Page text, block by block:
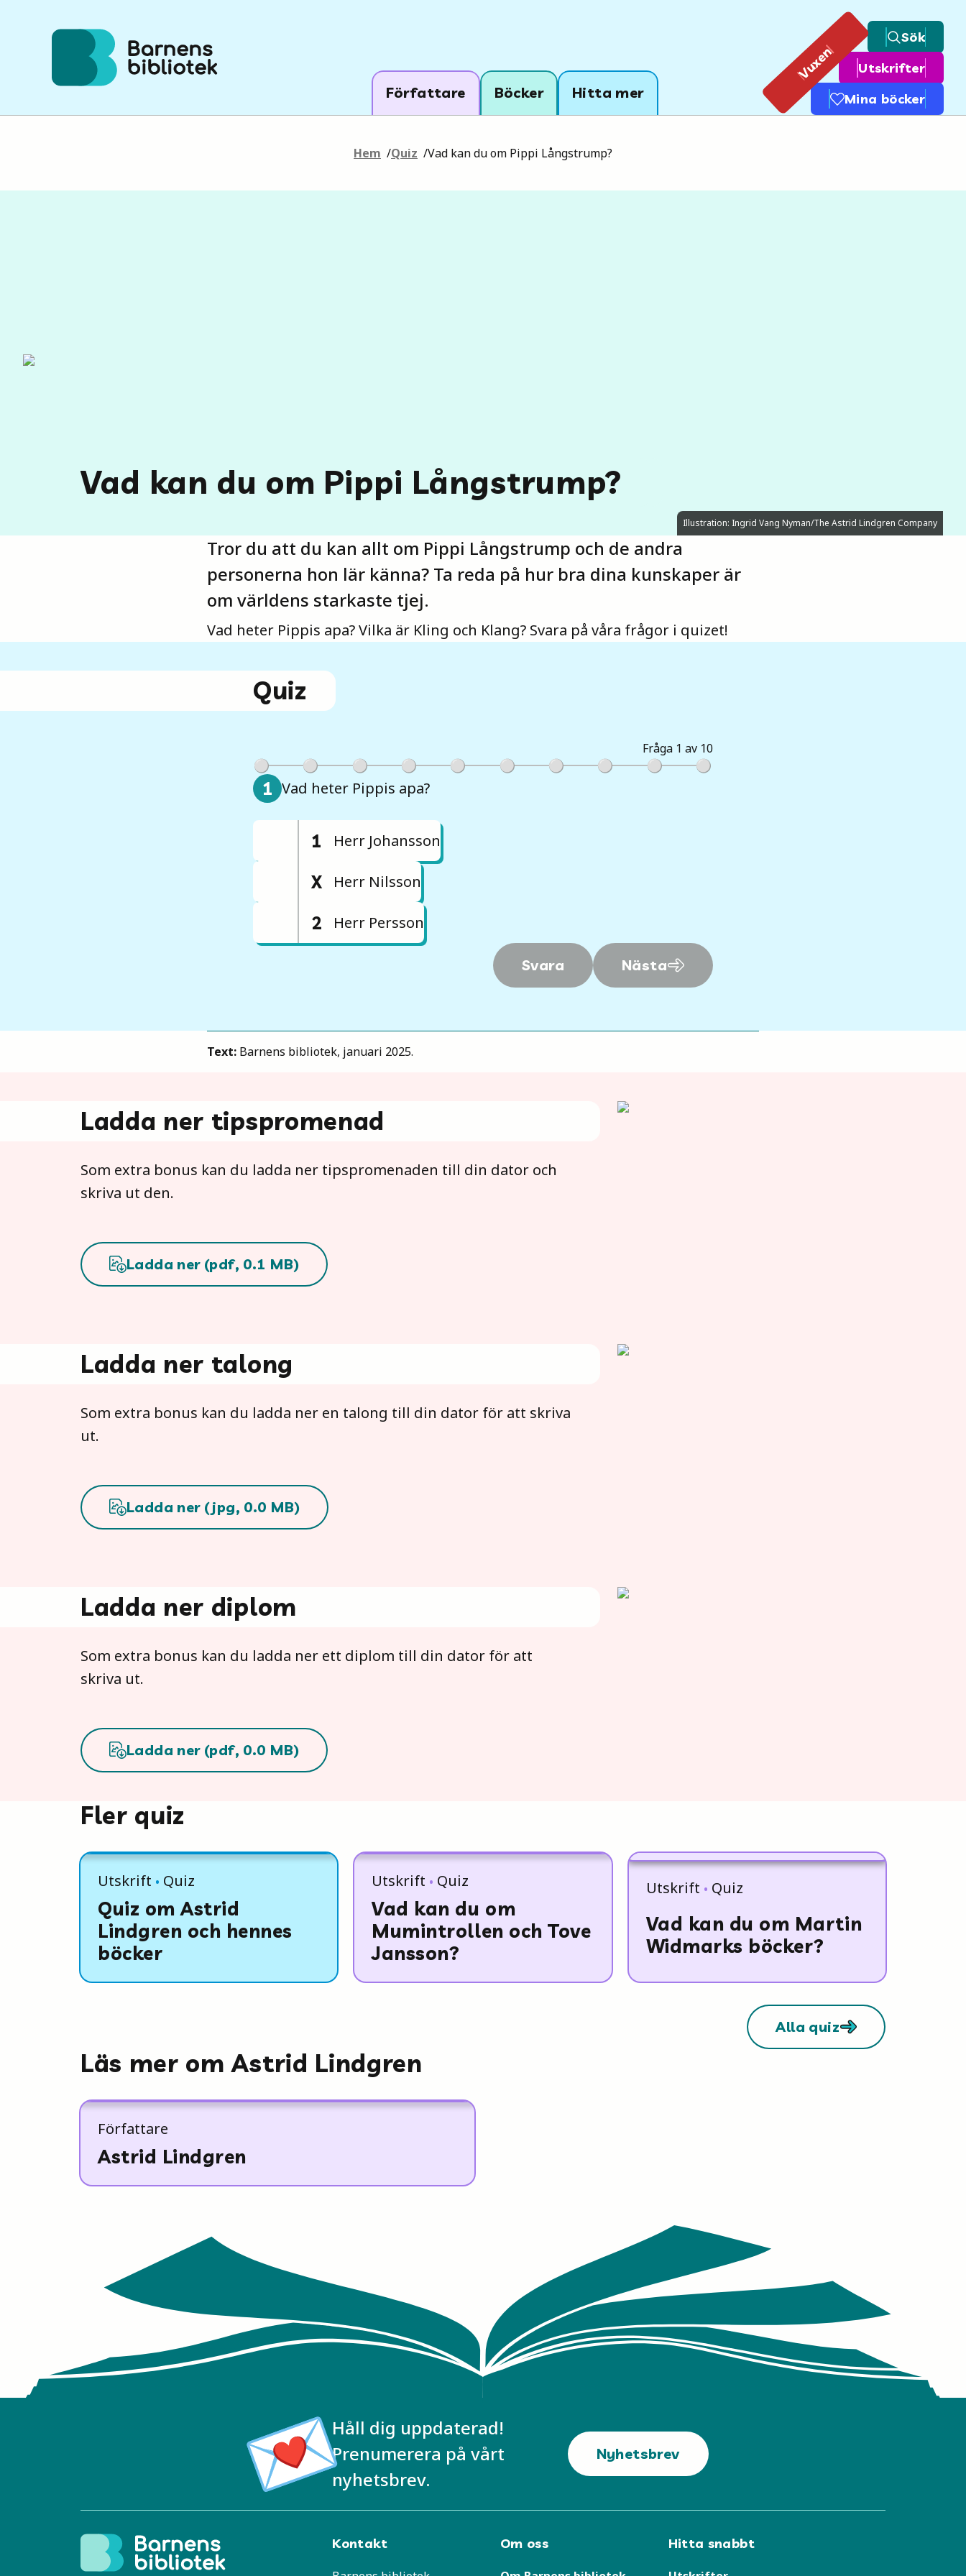
Författare Böcker Hitta mer
Vuxen
Sök
Utskrifter
Mina böcker
Hem /Quiz /Vad kan du om Pippi Långstrump?
Illustration: Ingrid Vang Nyman/The Astrid Lindgren Company
Vad kan du om Pippi Långstrump?
Tror du att du kan allt om Pippi Långstrump och de andra
personerna hon lär känna? Ta reda på hur bra dina kunskaper är
om världens starkaste tjej.
Vad heter Pippis apa? Vilka är Kling och Klang? Svara på våra frågor i quizet!
Quiz
Fråga 1 av 10
1 Vad heter Pippis apa?
1 Herr Johansson
X Herr Nilsson
2 Herr Persson
Svara Nästa
Text: Barnens bibliotek, januari 2025.
Ladda ner tipspromenad
Som extra bonus kan du ladda ner tipspromenaden till din dator och
skriva ut den.
Ladda ner (pdf, 0.1 MB)
Ladda ner talong
Som extra bonus kan du ladda ner en talong till din dator för att skriva
ut.
Ladda ner (jpg, 0.0 MB)
Ladda ner diplom
Som extra bonus kan du ladda ner ett diplom till din dator för att
skriva ut.
Ladda ner (pdf, 0.0 MB)
Fler quiz
Quiz om Astrid
Lindgren och hennes
böcker
Utskrift Quiz
Vad kan du om
Mumintrollen och Tove
Jansson?
Utskrift Quiz
Vad kan du om Martin
Widmarks böcker?
Utskrift Quiz
Alla quiz
Läs mer om Astrid Lindgren
Astrid Lindgren
Författare
Håll dig uppdaterad!
Prenumerera på vårt
nyhetsbrev.
Nyhetsbrev
Kontakt Om oss Hitta snabbt